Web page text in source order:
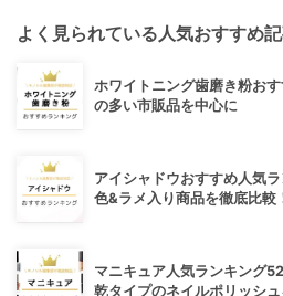
よく見られている人気おすすめ
ホワイトニング歯磨き粉お
の多い市販品を中心に
アイシャドウおすすめ人気
色&ラメ入り商品を徹底比較
マニキュア人気ランキング
乾タイプのネイルポリッシュ